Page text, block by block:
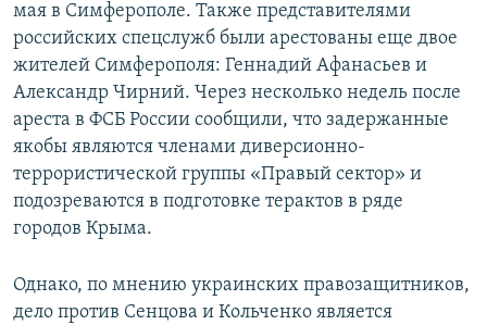
мая в Симферополе. Также представителями
российских спецслужб были арестованы еще двое
жителей Симферополя: Геннадий Афанасьев и
Александр Чирний. Через несколько недель после
ареста в ФСБ России сообщили, что задержанные
якобы являются членами диверсионно-
террористической группы «Правый сектор» и
подозреваются в подготовке терактов в ряде
городов Крыма.
Однако, по мнению украинских правозащитников,
дело против Сенцова и Кольченко является